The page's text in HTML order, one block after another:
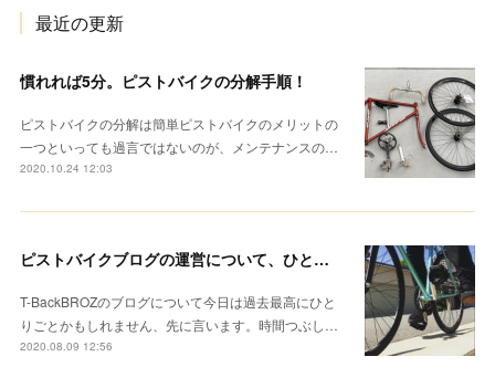
最近の更新
慣れれば5分。ピストバイクの分解手順！
ピストバイクの分解は簡単ピストバイクのメリットの
一つといっても過言ではないのが、メンテナンスの…
2020.10.24 12:03
ピストバイクブログの運営について、ひとりごと。ぼくの「T-BackBROZ」
T-BackBROZのブログについて今日は過去最高にひと
りごとかもしれません、先に言います。時間つぶし…
2020.08.09 12:56